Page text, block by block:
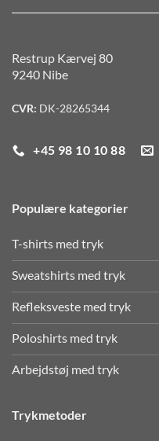
Restrup Kærvej 80
9240 Nibe
CVR: DK-28265344
+45 98 10 10 88
Populære kategorier
T-shirts med tryk
Sweatshirts med tryk
Refleksveste med tryk
Poloshirts med tryk
Arbejdstøj med tryk
Trykmetoder